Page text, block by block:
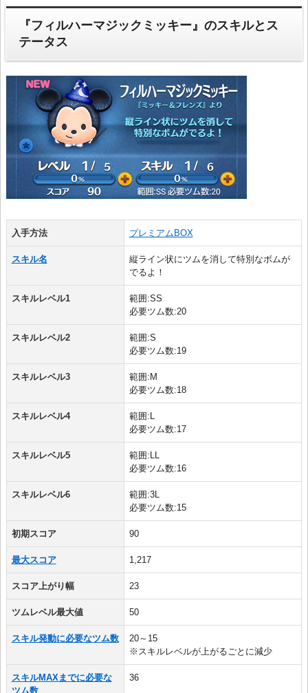
『フィルハーマジックミッキー』のスキルとス
テータス
入手方法 プレミアムBOX
スキル名
縦ライン状にツムを消して特別なボムが
でるよ！
スキルレベル1
範囲:SS
必要ツム数:20
スキルレベル2
範囲:S
必要ツム数:19
スキルレベル3
範囲:M
必要ツム数:18
スキルレベル4
範囲:L
必要ツム数:17
スキルレベル5
範囲:LL
必要ツム数:16
スキルレベル6
範囲:3L
必要ツム数:15
初期スコア 90
最大スコア 1,217
スコア上がり幅 23
ツムレベル最大値 50
スキル発動に必要なツム数
20～15
※スキルレベルが上がるごとに減少
スキルMAXまでに必要な
ツム数
36